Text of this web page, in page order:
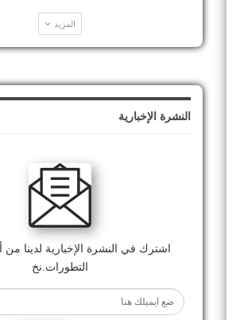
المزيد
النشرة الإخبارية
اشترك في النشرة الإخبارية لدينا من
التطورات.نخ